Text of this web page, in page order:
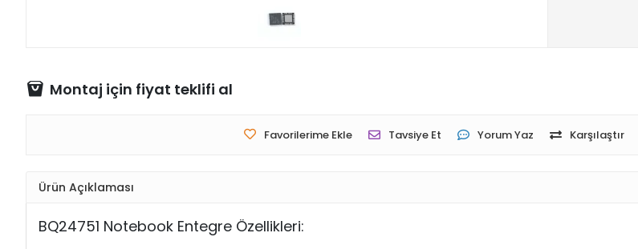
Montaj için fiyat teklifi al
Favorilerime Ekle Tavsiye Et Yorum Yaz Karşılaştır
Ürün Açıklaması
BQ24751 Notebook Entegre Özellikleri: